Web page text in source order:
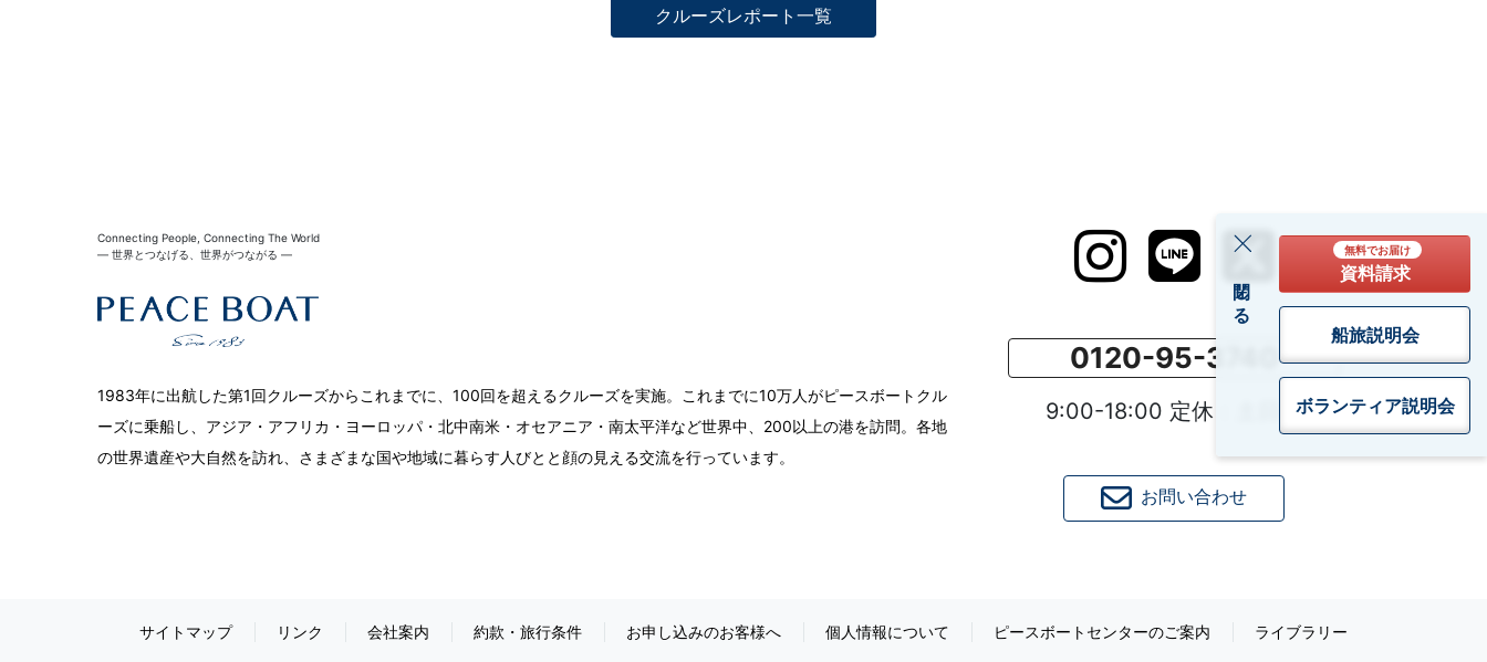
閉じる
無料でお届け
資料請求
船旅説明会
ボランティア説明会
クルーズレポート一覧
0120-95-3740
9:00-18:00 定休：土日祝
お問い合わせ
Connecting People, Connecting The World
― 世界とつなげる、世界がつながる ―
1983年に出航した第1回クルーズからこれまでに、100回を超えるクルーズを実施。これまでに10万人がピースボートクル
ーズに乗船し、アジア・アフリカ・ヨーロッパ・北中南米・オセアニア・南太平洋など世界中、200以上の港を訪問。各地
の世界遺産や大自然を訪れ、さまざまな国や地域に暮らす人びとと顔の見える交流を行っています。
サイトマップ リンク 会社案内 約款・旅行条件 お申し込みのお客様へ 個人情報について ピースボートセンターのご案内 ライブラリー